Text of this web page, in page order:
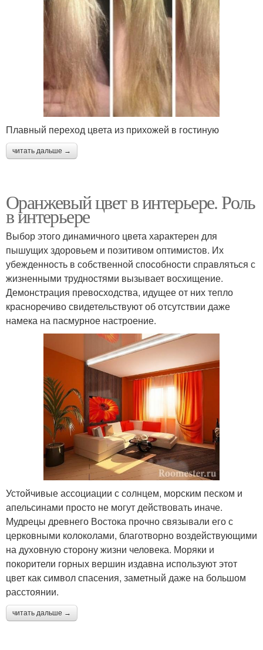
Плавный переход цвета из прихожей в гостиную
читать дальше →
Оранжевый цвет в интерьере. Роль
в интерьере
Выбор этого динамичного цвета характерен для
пышущих здоровьем и позитивом оптимистов. Их
убежденность в собственной способности справляться с
жизненными трудностями вызывает восхищение.
Демонстрация превосходства, идущее от них тепло
красноречиво свидетельствуют об отсутствии даже
намека на пасмурное настроение.
Устойчивые ассоциации с солнцем, морским песком и
апельсинами просто не могут действовать иначе.
Мудрецы древнего Востока прочно связывали его с
церковными колоколами, благотворно воздействующими
на духовную сторону жизни человека. Моряки и
покорители горных вершин издавна используют этот
цвет как символ спасения, заметный даже на большом
расстоянии.
читать дальше →